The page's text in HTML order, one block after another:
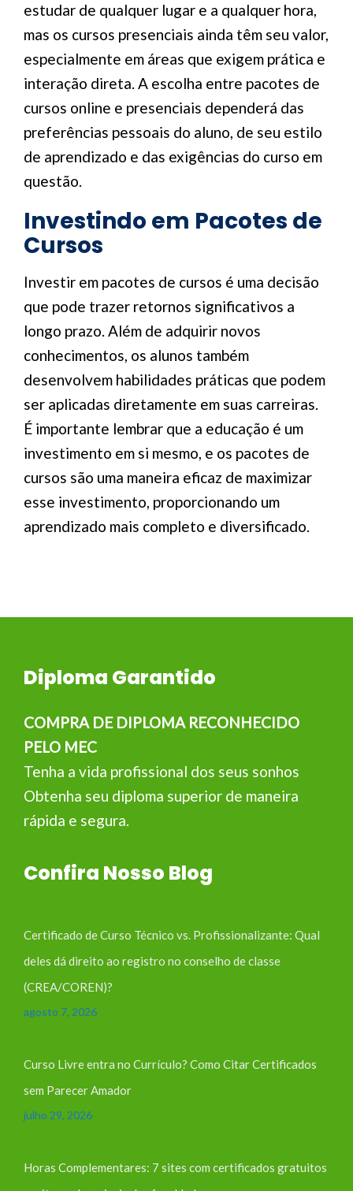
estudar de qualquer lugar e a qualquer hora,
mas os cursos presenciais ainda têm seu valor,
especialmente em áreas que exigem prática e
interação direta. A escolha entre pacotes de
cursos online e presenciais dependerá das
preferências pessoais do aluno, de seu estilo
de aprendizado e das exigências do curso em
questão.
Investindo em Pacotes de
Cursos
Investir em pacotes de cursos é uma decisão
que pode trazer retornos significativos a
longo prazo. Além de adquirir novos
conhecimentos, os alunos também
desenvolvem habilidades práticas que podem
ser aplicadas diretamente em suas carreiras.
É importante lembrar que a educação é um
investimento em si mesmo, e os pacotes de
cursos são uma maneira eficaz de maximizar
esse investimento, proporcionando um
aprendizado mais completo e diversificado.
Diploma Garantido
COMPRA DE DIPLOMA RECONHECIDO
PELO MEC
Tenha a vida profissional dos seus sonhos
Obtenha seu diploma superior de maneira
rápida e segura.
Confira Nosso Blog
Certificado de Curso Técnico vs. Profissionalizante: Qual
deles dá direito ao registro no conselho de classe
(CREA/COREN)?
agosto 7, 2026
Curso Livre entra no Currículo? Como Citar Certificados
sem Parecer Amador
julho 29, 2026
Horas Complementares: 7 sites com certificados gratuitos